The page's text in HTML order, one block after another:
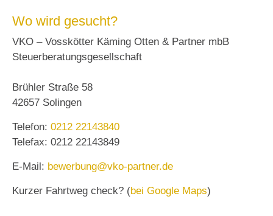
Wo wird gesucht?
VKO – Vosskötter Käming Otten & Partner mbB
Steuerberatungsgesellschaft
Brühler Straße 58
42657 Solingen
Telefon: 0212 22143840
Telefax: 0212 22143849
E-Mail: bewerbung@vko-partner.de
Kurzer Fahrtweg check? (bei Google Maps)